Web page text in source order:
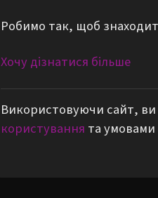
Робимо так, щоб
Хочу дізнатися більше
Використовуючи сайт,
користування та умовами